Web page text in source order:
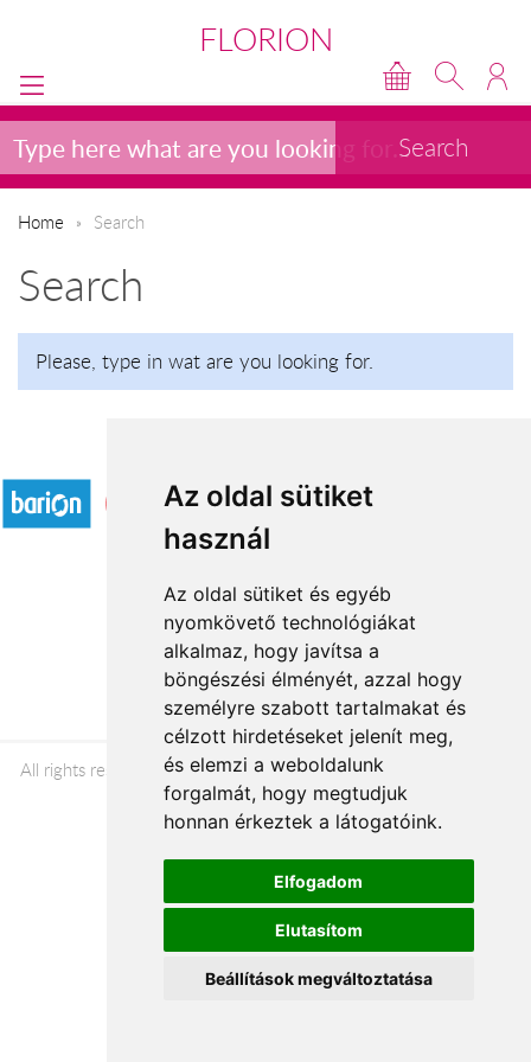
Az oldal sütiket
használ
Az oldal sütiket és egyéb
nyomkövető technológiákat
alkalmaz, hogy javítsa a
böngészési élményét, azzal hogy
személyre szabott tartalmakat és
célzott hirdetéseket jelenít meg,
és elemzi a weboldalunk
forgalmát, hogy megtudjuk
honnan érkeztek a látogatóink.
Elfogadom
Elutasítom
Beállítások megváltoztatása
FLORION
Home Search
Search
Please, type in wat are you looking for.
Á.SZ.F.
Impresszum
Adatkezelési tájékoztató
All rights reserved © 2026 |+36 20 488-8362| www.florion.hu